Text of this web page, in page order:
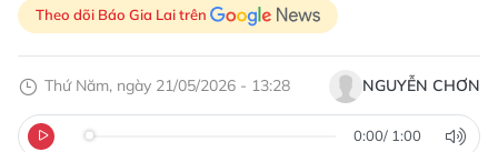
Theo dõi Báo Gia Lai trên
Thứ Năm, ngày 21/05/2026 - 13:28 NGUYỄN CHƠN
0:00/ 1:00